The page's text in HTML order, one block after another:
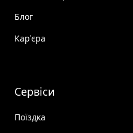
Блог
Кар'єра
Сервіси
Поїздка